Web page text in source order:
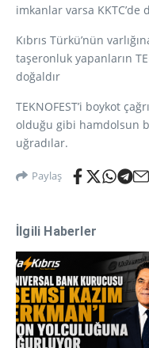
imkanlar varsa KKTC’de
Kıbrıs Türkü’nün
taşeronluk yapanların
doğaldır
TEKNOFEST’i boykot
olduğu gibi hamdolsun
uğradılar.
Paylaş
İlgili Haberler